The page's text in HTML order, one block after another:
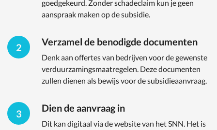
goedgekeurd. Zonder schadeclaim kun je geen
aanspraak maken op de subsidie.
2 Verzamel de benodigde documenten
Denk aan offertes van bedrijven voor de gewenste
verduurzamingsmaatregelen. Deze documenten
zullen dienen als bewijs voor de subsidieaanvraag.
3 Dien de aanvraag in
Dit kan digitaal via de website van het SNN. Het is